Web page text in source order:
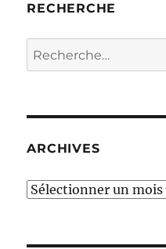
RECHERCHE
Recherche
pour :
ARCHIVES
ARCHIVES